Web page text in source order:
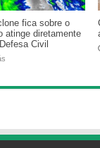
fica sobre o
atinge diretamente
Civil